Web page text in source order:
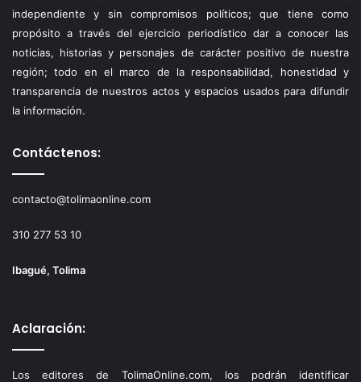
independiente y sin compromisos políticos; que tiene como
propósito a través del ejercicio periodístico dar a conocer las
noticias, historias y personajes de carácter positivo de nuestra
región; todo en el marco de la responsabilidad, honestidad y
transparencia de nuestros actos y espacios usados para difundir
la información.
Contáctenos:
contacto@tolimaonline.com
310 277 53 10
Ibagué, Tolima
Aclaración:
Los editores de TolimaOnline.com, los podrán identificar